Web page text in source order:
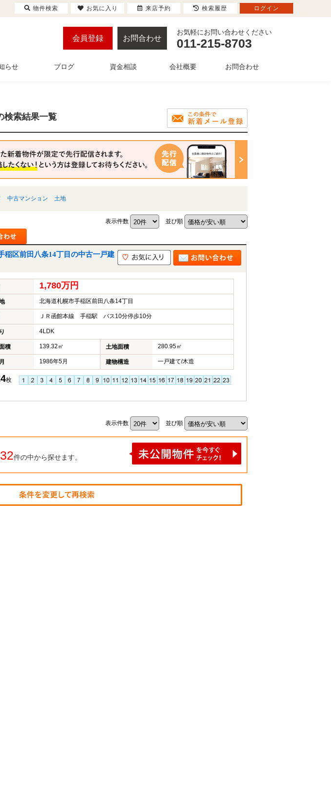
会員登録 お問合わせ
お気軽にお問い合わせください
011-215-8703
らせ ブログ 資金相談 会社概要 お問合わせ
検索結果一覧
中古マンション 土地
表示件数 並び順
区前田八条14丁目の中古一戸建
1,780万円
北海道札幌市手稲区前田八条14丁目
ＪＲ函館本線 手稲駅 バス10分停歩10分
4LDK
積 139.32㎡ 土地面積 280.95㎡
1986年5月 建物構造 一戸建て/木造
枚
表示件数 並び順
件の中から探せます。
物件検索 お気に入り 来店予約 検索履歴 ログイン